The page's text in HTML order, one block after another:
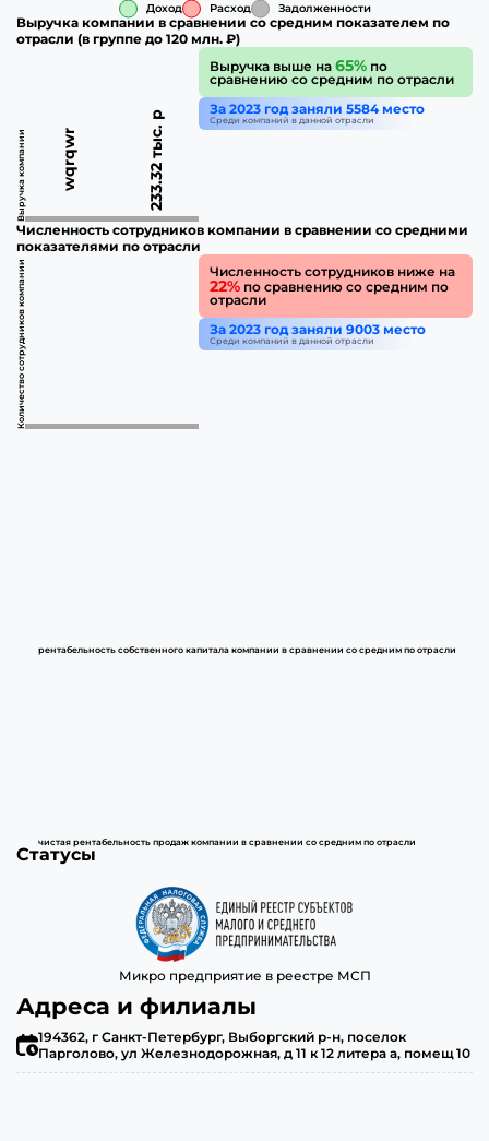
Доход Расход Задолженности
Выручка компании в сравнении со средним показателем по
отрасли (в группе до 120 млн. ₽)
Выручка компании wqrqwr 233.32 тыс. р
Выручка выше на65% по
сравнению со средним по отрасли
За 2023 год заняли 5584 место
Среди компаний в данной отрасли
Численность сотрудников компании в сравнении со средними
показателями по отрасли
Количество сотрудников компании Численность сотрудников ниже на
22% по сравнению со средним по
отрасли
За 2023 год заняли 9003 место
Среди компаний в данной отрасли
рентабельность собственного капитала компании в сравнении со средним по отрасли
чистая рентабельность продаж компании в сравнении со средним по отрасли
Статусы
Микро предприятие в реестре МСП
Адреса и филиалы
194362, г Санкт-Петербург, Выборгский р-н, поселок
Парголово, ул Железнодорожная, д 11 к 12 литера а, помещ 10